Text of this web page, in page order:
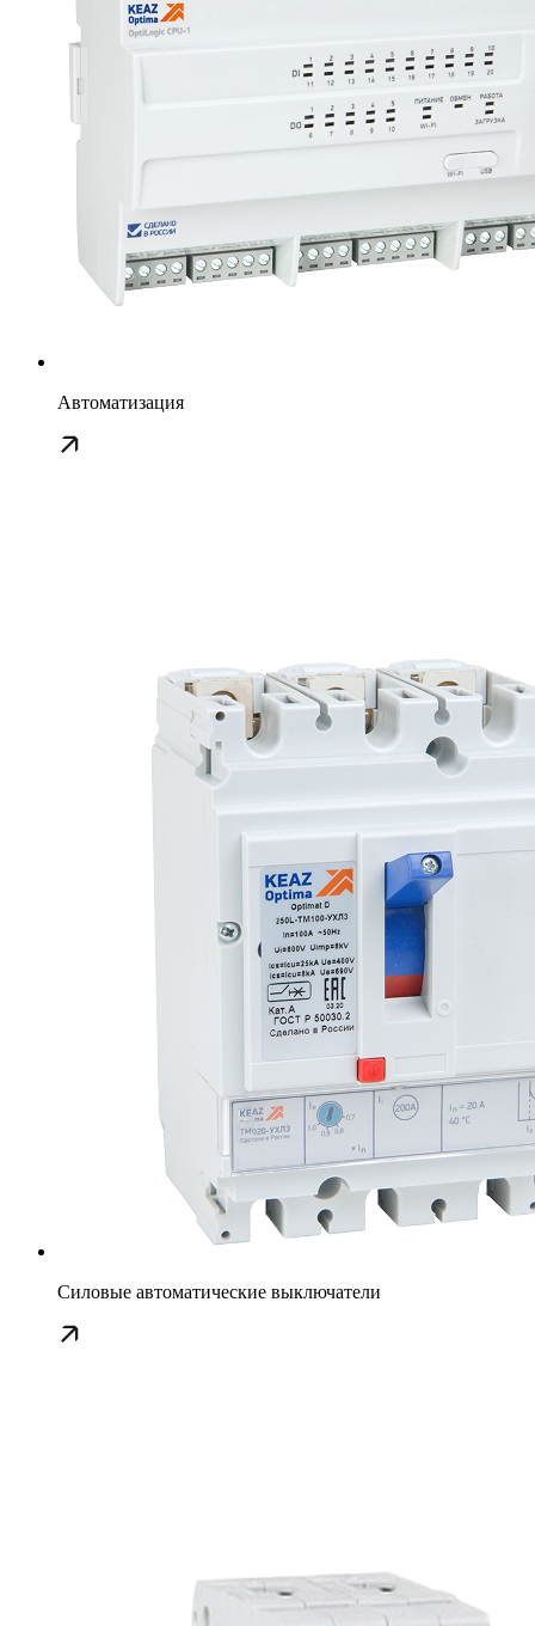
Автоматизация
Силовые автоматические выключатели